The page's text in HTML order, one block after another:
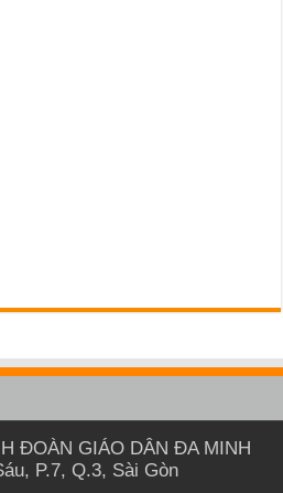
ĐOÀN GIÁO DÂN ĐA MINH
P.7, Q.3, Sài Gòn